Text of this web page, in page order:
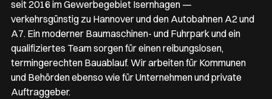
seit 2016 im Gewerbegebiet Isernhagen —
verkehrsgünstig zu Hannover und den Autobahnen A2 und
A7. Ein moderner Baumaschinen- und Fuhrpark und ein
qualifiziertes Team sorgen für einen reibungslosen,
termingerechten Bauablauf. Wir arbeiten für Kommunen
und Behörden ebenso wie für Unternehmen und private
Auftraggeber.